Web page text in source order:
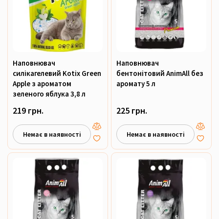
Наповнювач
силікагелевий Kotix Green
Apple з ароматом
зеленого яблука 3,8 л
219 грн.
Немає в наявності
Наповнювач
бентонітовий AnimAll без
аромату 5 л
225 грн.
Немає в наявності